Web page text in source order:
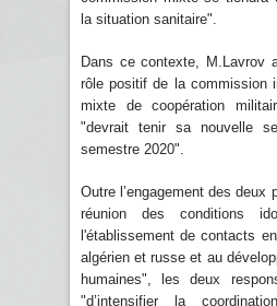
la situation sanitaire".
Dans ce contexte, M.Lavrov
rôle positif de la commission
mixte de coopération
"devrait tenir sa nouvelle
semestre 2020".
Outre l’engagement des
réunion des conditions
l'établissement de contacts
algérien et russe et au
humaines", les deux
"d’intensifier la